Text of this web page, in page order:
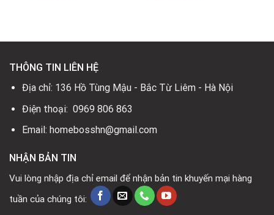
THÔNG TIN LIÊN HỆ
Địa chỉ: 136 Hồ Tùng Mậu - Bắc Từ Liêm - Hà Nội
Điện thoại: 0969 806 863
Email: homebosshn@gmail.com
NHẬN BẢN TIN
Vui lòng nhập địa chỉ email để nhận bản tin khuyến mại hàng
tuần của chúng tôi: